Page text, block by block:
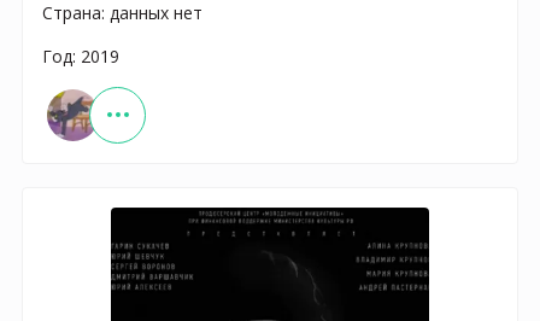
Страна: данных нет
Год: 2019